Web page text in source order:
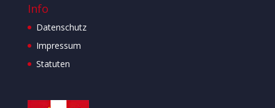
Info
Datenschutz
Impressum
Statuten